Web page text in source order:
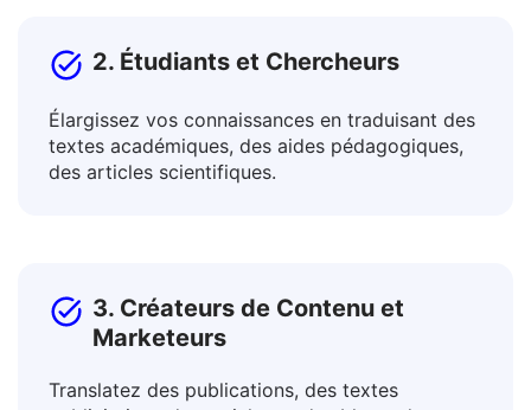
2. Étudiants et Chercheurs
Élargissez vos connaissances en traduisant des
Marketeurs